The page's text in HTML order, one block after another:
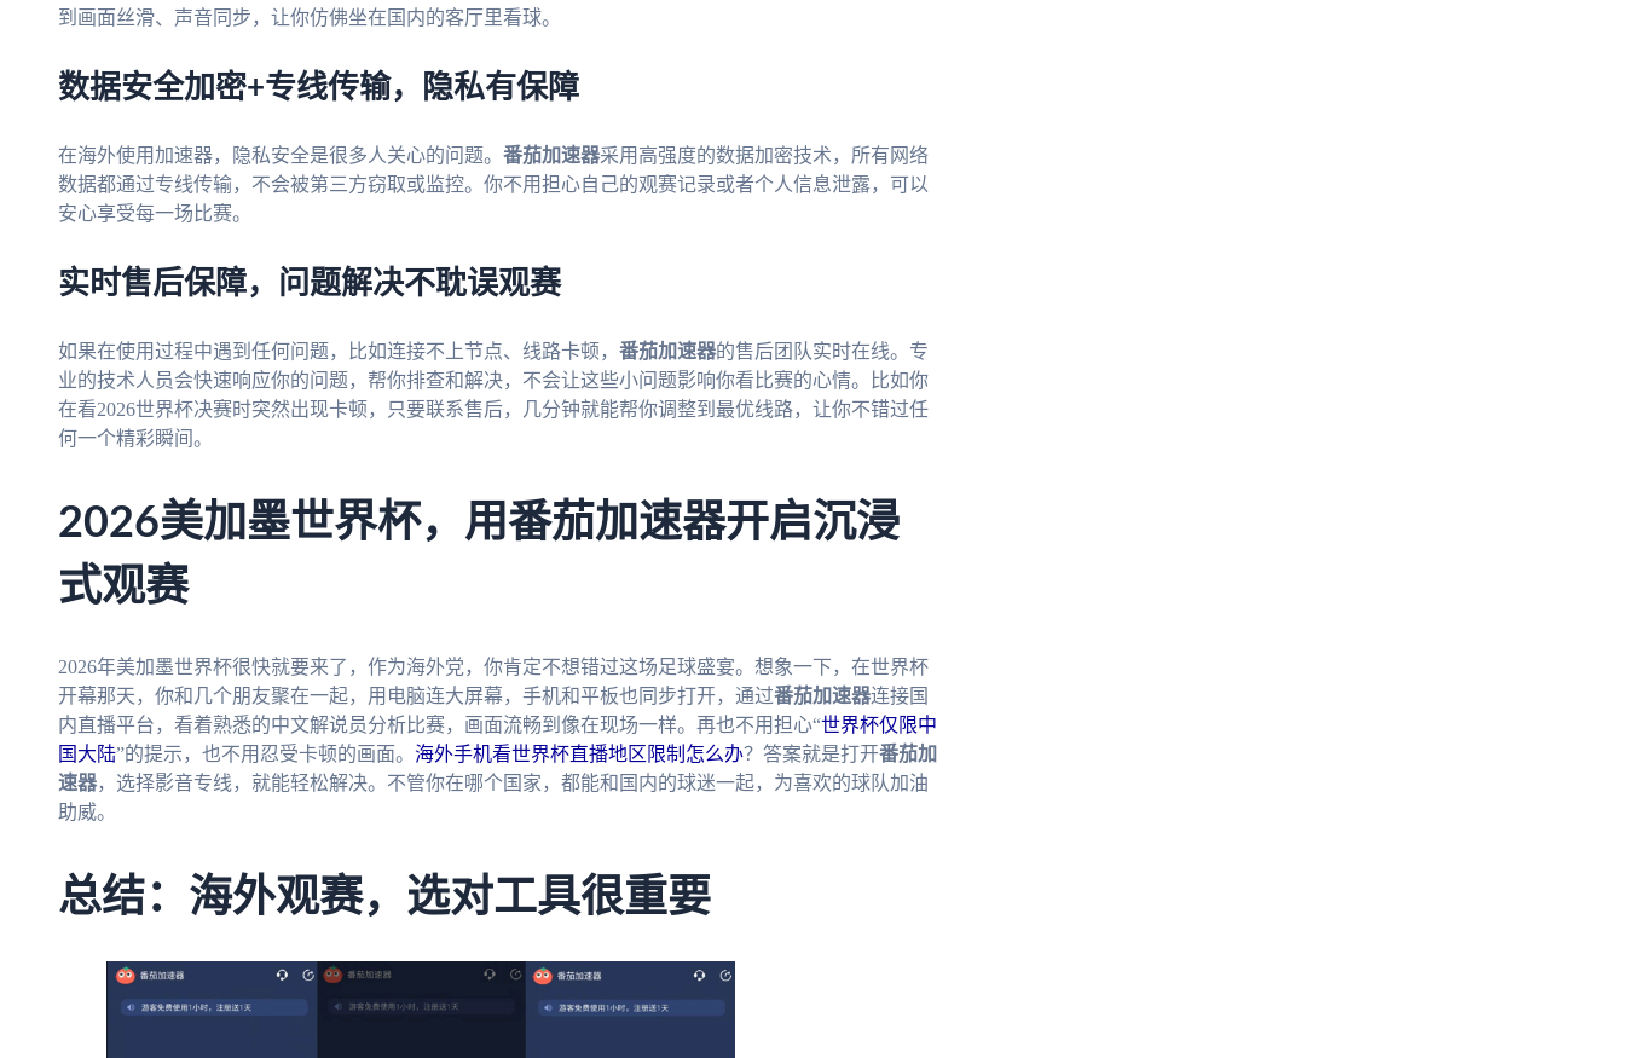
到画面丝滑、声音同步，让你仿佛坐在国内的客厅里看球。
数据安全加密+专线传输，隐私有保障
在海外使用加速器，隐私安全是很多人关心的问题。 番茄加速器采用高强度的数据加密技术，所有网络
数据都通过专线传输，不会被第三方窃取或监控。你不用担心自己的观赛记录或者个人信息泄露，可以
安心享受每一场比赛。
实时售后保障，问题解决不耽误观赛
如果在使用过程中遇到任何问题，比如连接不上节点、线路卡顿， 番茄加速器的售后团队实时在线。专
业的技术人员会快速响应你的问题，帮你排查和解决，不会让这些小问题影响你看比赛的心情。比如你
在看2026世界杯决赛时突然出现卡顿，只要联系售后，几分钟就能帮你调整到最优线路，让你不错过任
何一个精彩瞬间。
2026美加墨世界杯，用番茄加速器开启沉浸
式观赛
2026年美加墨世界杯很快就要来了，作为海外党，你肯定不想错过这场足球盛宴。想象一下，在世界杯
开幕那天，你和几个朋友聚在一起，用电脑连大屏幕，手机和平板也同步打开，通过番茄加速器连接国
内直播平台，看着熟悉的中文解说员分析比赛，画面流畅到像在现场一样。再也不用担心“世界杯仅限中
国大陆”的提示，也不用忍受卡顿的画面。 海外手机看世界杯直播地区限制怎么办？答案就是打开番茄加
速器，选择影音专线，就能轻松解决。不管你在哪个国家，都能和国内的球迷一起，为喜欢的球队加油
助威。
总结：海外观赛，选对工具很重要